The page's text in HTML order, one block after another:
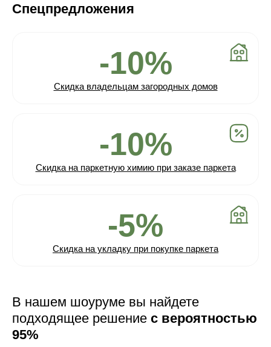
Спецпредложения
-10%
Скидка владельцам загородных домов
-10%
Скидка на паркетную химию при заказе паркета
-5%
Скидка на укладку при покупке паркета
В нашем шоуруме вы найдете
подходящее решение с вероятностью
95%